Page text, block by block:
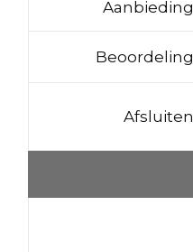
Aanbieding
Beoordeling
Afsluiten